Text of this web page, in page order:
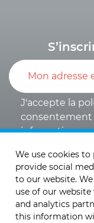
J'accepte la
consentement
informations.
KIRCHHOFF Mobility
We use cookies
provide social
to our website.
use of our
and analytics
this information